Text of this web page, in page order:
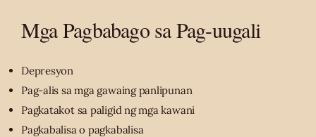
Mga Pagbabago sa Pag-uugali
Depresyon
Pag-alis sa mga gawaing panlipunan
Pagkatakot sa paligid ng mga kawani
Pagkabalisa o pagkabalisa